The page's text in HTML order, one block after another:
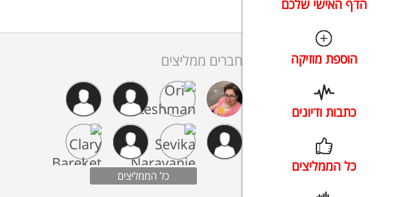
הדף האישי שלכם
הוספת מוזיקה
כתבות ודיונים
כל הממליצים
חברים ממליצים
כל הממליצים